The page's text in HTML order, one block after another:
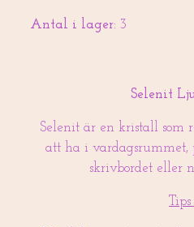
Antal i lager: 3
Selenit
Selenit är en kristall som
att ha i vardagsrummet,
skrivbordet eller
Tips